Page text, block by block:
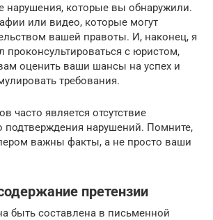
нарушения, которые вы обнаружили.
или видео, которые могут
вашей правоты. И, наконец, я
проконсультироваться с юристом,
оценить ваши шансы на успех и
требования.
часто является отсутствие
подтверждения нарушений. Помните,
важны факты, а не просто ваши
претензии
быть составлена в письменной